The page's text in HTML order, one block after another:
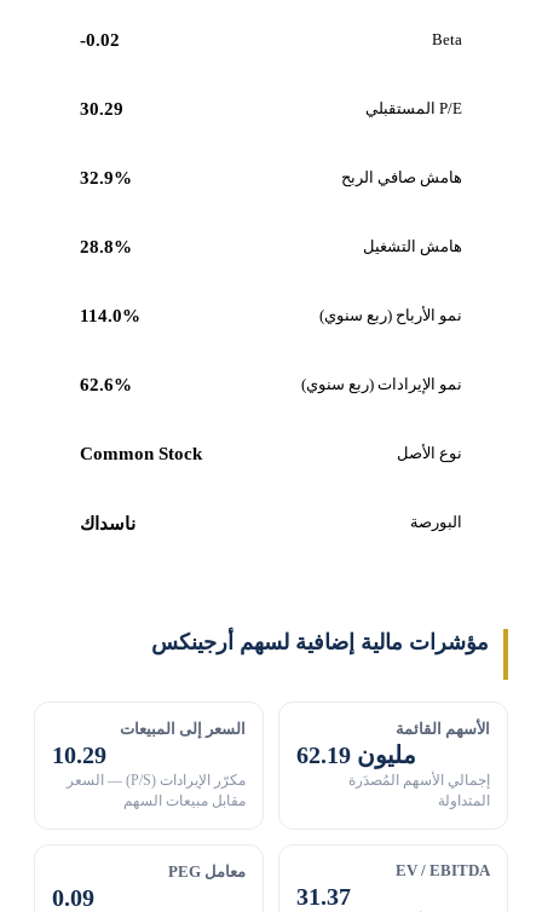
Beta
-0.02
P/E المستقبلي 30.29
هامش صافي الربح 32.9%
هامش التشغيل 28.8%
نمو الأرباح (ربع سنوي) 114.0%
نمو الإيرادات (ربع سنوي) 62.6%
نوع الأصل Common Stock
البورصة ناسداك
مؤشرات مالية إضافية لسهم أرجينكس
الأسهم القائمة
62.19 مليون
إجمالي الأسهم المُصدَرة
المتداولة
السعر إلى المبيعات
10.29
مكرّر الإيرادات (P/S) — السعر
مقابل مبيعات السهم
EV / EBITDA
31.37
معامل PEG
0.09